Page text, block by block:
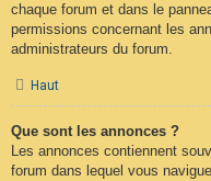
chaque forum et dans le
permissions concernant les
administrateurs du forum.
Haut
Que sont les annonces ?
Les annonces contiennent
forum dans lequel vous